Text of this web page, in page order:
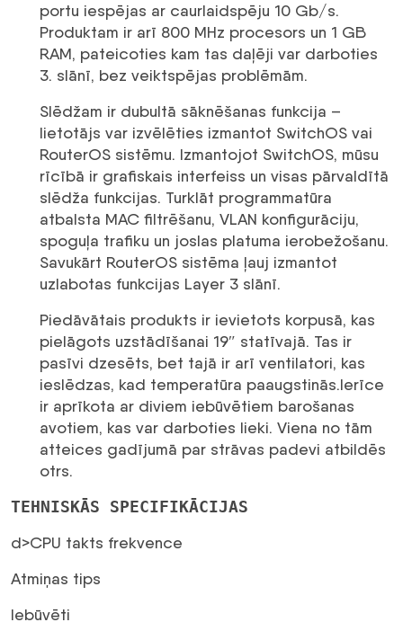
portu iespējas ar caurlaidspēju 10 Gb/s.
Produktam ir arī 800 MHz procesors un 1 GB
RAM, pateicoties kam tas daļēji var darboties
3. slānī, bez veiktspējas problēmām.
Slēdžam ir dubultā sāknēšanas funkcija –
lietotājs var izvēlēties izmantot SwitchOS vai
RouterOS sistēmu. Izmantojot SwitchOS, mūsu
rīcībā ir grafiskais interfeiss un visas pārvaldītā
slēdža funkcijas. Turklāt programmatūra
atbalsta MAC filtrēšanu, VLAN konfigurāciju,
spoguļa trafiku un joslas platuma ierobežošanu.
Savukārt RouterOS sistēma ļauj izmantot
uzlabotas funkcijas Layer 3 slānī.
Piedāvātais produkts ir ievietots korpusā, kas
pielāgots uzstādīšanai 19″ statīvajā. Tas ir
pasīvi dzesēts, bet tajā ir arī ventilatori, kas
ieslēdzas, kad temperatūra paaugstinās.Ierīce
ir aprīkota ar diviem iebūvētiem barošanas
avotiem, kas var darboties lieki. Viena no tām
atteices gadījumā par strāvas padevi atbildēs
otrs.
TEHNISKĀS SPECIFIKĀCIJAS
d>CPU takts frekvence
Atmiņas tips
Iebūvēti